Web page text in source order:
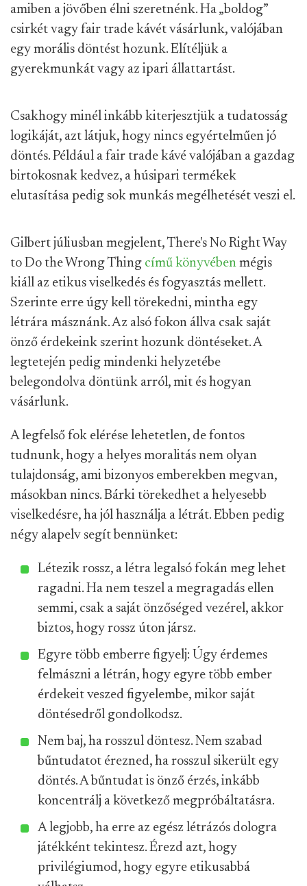
amiben a jövőben élni szeretnénk. Ha „boldog”
csirkét vagy fair trade kávét vásárlunk, valójában
egy morális döntést hozunk. Elítéljük a
gyerekmunkát vagy az ipari állattartást.
Csakhogy minél inkább kiterjesztjük a tudatosság
logikáját, azt látjuk, hogy nincs egyértelműen jó
döntés. Például a fair trade kávé valójában a gazdag
birtokosnak kedvez, a húsipari termékek
elutasítása pedig sok munkás megélhetését veszi el.
Gilbert júliusban megjelent, There's No Right Way
to Do the Wrong Thing című könyvében mégis
kiáll az etikus viselkedés és fogyasztás mellett.
Szerinte erre úgy kell törekedni, mintha egy
létrára másznánk. Az alsó fokon állva csak saját
önző érdekeink szerint hozunk döntéseket. A
legtetején pedig mindenki helyzetébe
belegondolva döntünk arról, mit és hogyan
vásárlunk.
A legfelső fok elérése lehetetlen, de fontos
tudnunk, hogy a helyes moralitás nem olyan
tulajdonság, ami bizonyos emberekben megvan,
másokban nincs. Bárki törekedhet a helyesebb
viselkedésre, ha jól használja a létrát. Ebben pedig
négy alapelv segít bennünket:
Létezik rossz, a létra legalsó fokán meg lehet
ragadni. Ha nem teszel a megragadás ellen
semmi, csak a saját önzőséged vezérel, akkor
biztos, hogy rossz úton jársz.
Egyre több emberre figyelj: Úgy érdemes
felmászni a létrán, hogy egyre több ember
érdekeit veszed figyelembe, mikor saját
döntésedről gondolkodsz.
Nem baj, ha rosszul döntesz. Nem szabad
bűntudatot érezned, ha rosszul sikerült egy
döntés. A bűntudat is önző érzés, inkább
koncentrálj a következő megpróbáltatásra.
A legjobb, ha erre az egész létrázós dologra
játékként tekintesz. Érezd azt, hogy
privilégiumod, hogy egyre etikusabbá